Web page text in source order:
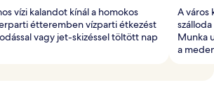
vízi kalandot kínál a homokos
étteremben vízparti étkezést
vagy jet-skizéssel töltött nap
A város
Munka
a